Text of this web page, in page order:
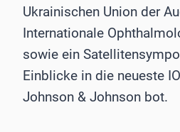
Ukrainischen Union der
Internationale
sowie ein
Einblicke in die neueste
Johnson & Johnson bot.